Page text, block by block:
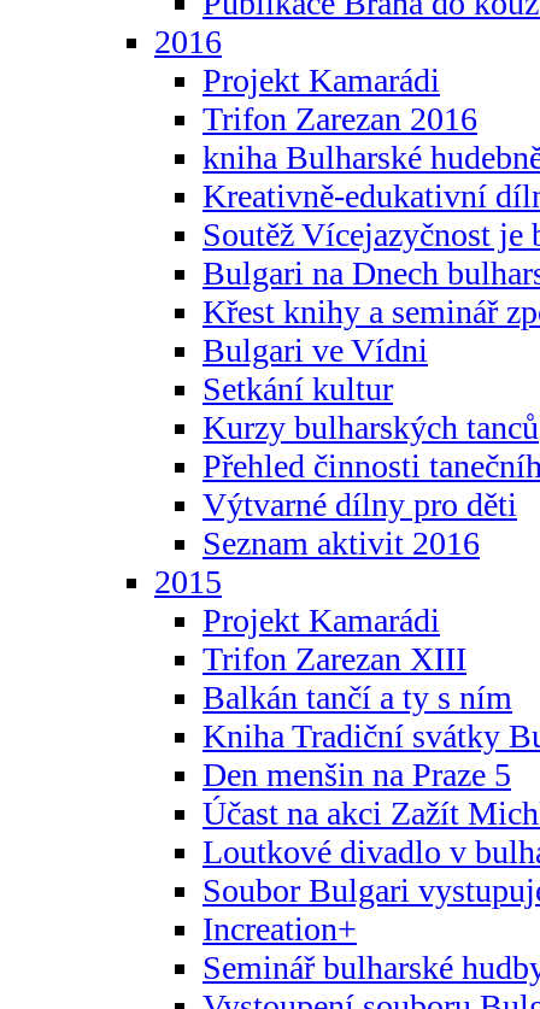
2016
Projekt Kamarádi
Trifon Zarezan 2016
kniha Bulharské
Kreativně-edukativní
Soutěž Vícejazyčnost je
Bulgari na Dnech
Křest knihy a seminář
Bulgari ve Vídni
Setkání kultur
Kurzy bulharských tanců
Přehled činnosti
Výtvarné dílny pro děti
Seznam aktivit 2016
2015
Projekt Kamarádi
Trifon Zarezan XIII
Balkán tančí a ty s ním
Kniha Tradiční svátky
Den menšin na Praze 5
Účast na akci Zažít
Loutkové divadlo v
Soubor Bulgari
Increation+
Seminář bulharské